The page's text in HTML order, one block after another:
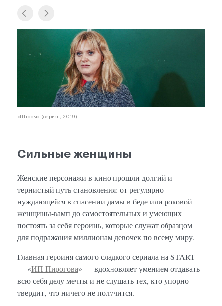
«Шторм» (сериал, 2019)
Сильные женщины
Женские персонажи в кино прошли долгий и
тернистый путь становления: от регулярно
нуждающейся в спасении дамы в беде или роковой
женщины-вамп до самостоятельных и умеющих
постоять за себя героинь, которые служат образцом
для подражания миллионам девочек по всему миру.
Главная героиня самого сладкого сериала на START
— «ИП Пирогова» — вдохновляет умением отдавать
всю себя делу мечты и не слушать тех, кто упорно
твердит, что ничего не получится.